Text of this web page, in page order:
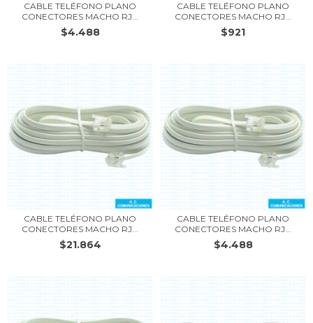
CABLE TELÉFONO PLANO
CONECTORES MACHO RJ...
$4.488
CABLE TELÉFONO PLANO
CONECTORES MACHO RJ...
$921
CABLE TELÉFONO PLANO
CONECTORES MACHO RJ...
$21.864
CABLE TELÉFONO PLANO
CONECTORES MACHO RJ...
$4.488